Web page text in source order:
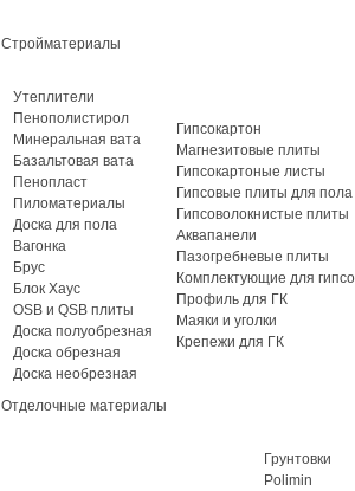
Стройматериалы
Утеплители
Пенополистирол
Минеральная вата
Базальтовая вата
Пенопласт
Пиломатериалы
Доска для пола
Вагонка
Брус
Блок Хаус
OSB и QSB плиты
Доска полуобрезная
Доска обрезная
Доска необрезная
Гипсокартон
Магнезитовые плиты
Гипсокартоные листы
Гипсовые плиты для пола
Гипсоволокнистые плиты
Аквапанели
Пазогребневые плиты
Комплектующие для
Профиль для ГК
Маяки и уголки
Крепежи для ГК
Отделочные материалы
Грунтовки
Polimin